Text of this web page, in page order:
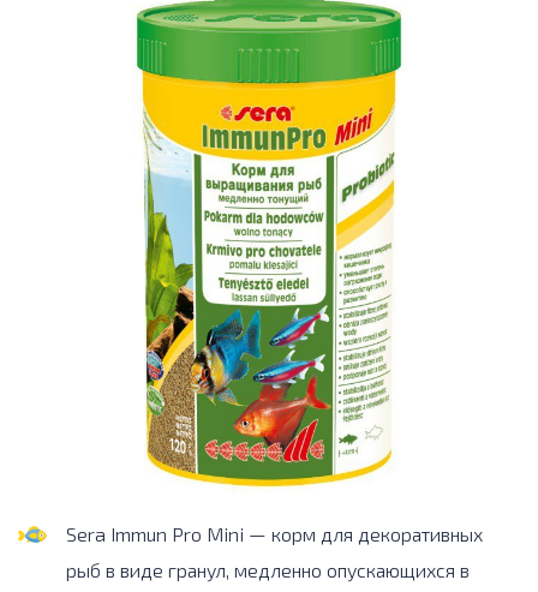
Sera Immun Pro Mini — корм для декоративных
рыб в виде гранул, медленно опускающихся в